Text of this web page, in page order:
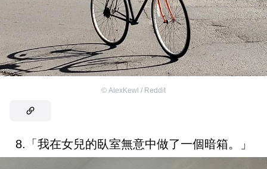
© AlexKewl / Reddit
8.「我在女兒的臥室無意中做了一個暗箱。」